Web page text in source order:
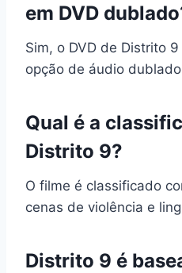
em DVD
Sim, o DVD de Distrito
opção de áudio
Qual é a
Distrito 9?
O filme é classificado
cenas de violência e
Distrito 9 é